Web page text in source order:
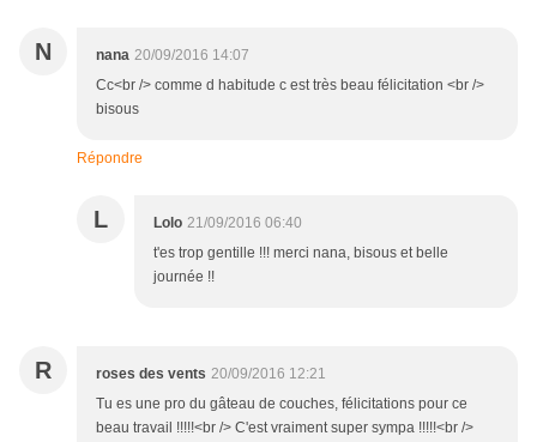
N nana 20/09/2016 14:07
Cc<br /> comme d habitude c est très beau félicitation <br />
bisous
Répondre
L Lolo 21/09/2016 06:40
t'es trop gentille !!! merci nana, bisous et belle
journée !!
R roses des vents 20/09/2016 12:21
Tu es une pro du gâteau de couches, félicitations pour ce
beau travail !!!!!<br /> C'est vraiment super sympa !!!!!<br />